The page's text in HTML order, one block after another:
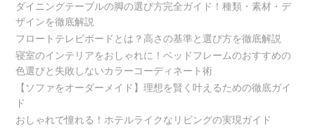
ダイニングテーブルの脚の選び方完全ガイド！種類・素材・デ
ザインを徹底解説
フロートテレビボードとは？高さの基準と選び方を徹底解説
寝室のインテリアをおしゃれに！ベッドフレームのおすすめの
色選びと失敗しないカラーコーディネート術
【ソファをオーダーメイド】理想を賢く叶えるための徹底ガイ
ド
おしゃれで憧れる！ホテルライクなリビングの実現ガイド